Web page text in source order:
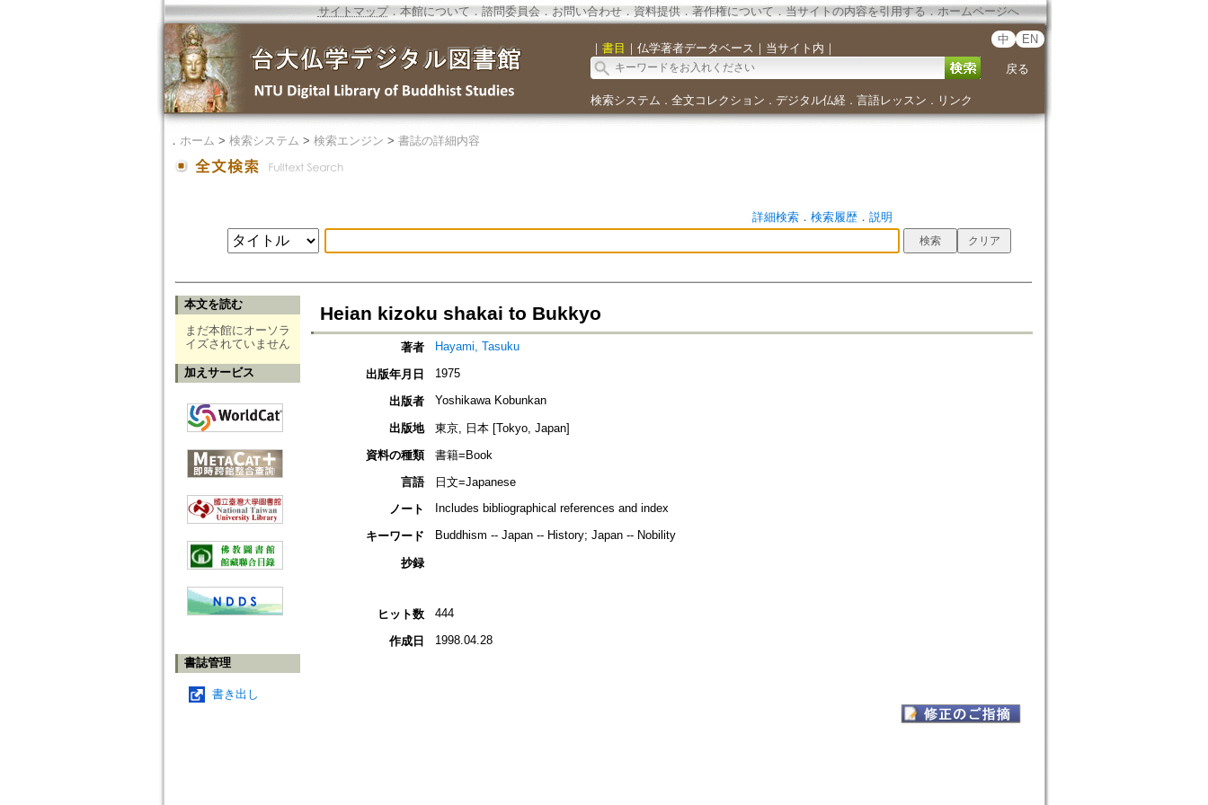
サイトマップ．本館について ． 諮問委員会． お問い合わせ． 資料提供． 著作権について．当サイトの内容を引用する ． ホームページへ
｜ 書目 ｜ 仏学著者データベース ｜ 当サイト内 ｜
中 EN
戻る
検索システム ． 全文コレクション ． デジタル仏経． 言語レッスン ． リンク
． ホーム > 検索システム > 検索エンジン > 書誌の詳細内容
詳細検索． 検索履歴． 説明
本文を読む
まだ本館にオーソラ
イズされていません
加えサービス
書誌管理
書き出し
Heian kizoku shakai to Bukkyo
著者 Hayami, Tasuku
出版年月日 1975
出版者 Yoshikawa Kobunkan
出版地
東京, 日本 [Tokyo, Japan]
資料の種類
書籍=Book
言語
日文=Japanese
ノート
Includes bibliographical references and index
キーワード Buddhism -- Japan -- History; Japan -- Nobility
抄録
ヒット数 444
作成日 1998.04.28